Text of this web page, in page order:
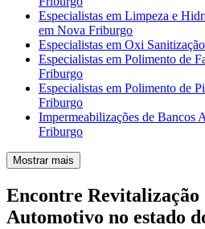
Especialistas em Limpeza e
em Nova Friburgo
Especialistas em Oxi
Especialistas em Polimento de
Friburgo
Especialistas em Polimento de
Friburgo
Impermeabilizações de Bancos
Friburgo
Mostrar mais
Encontre Revitalização
Automotivo no estado